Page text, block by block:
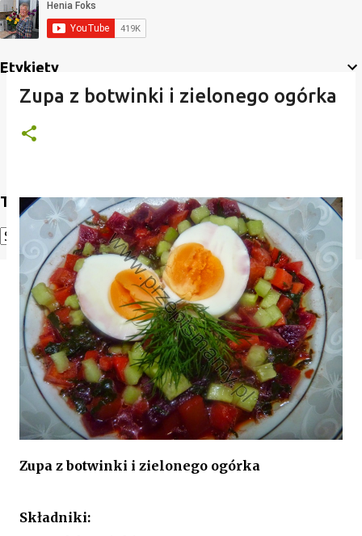
Etykiety
Translate
Powered by Translate
Zupa z botwinki i zielonego ogórka
Zupa z botwinki i zielonego ogórka
Składniki: